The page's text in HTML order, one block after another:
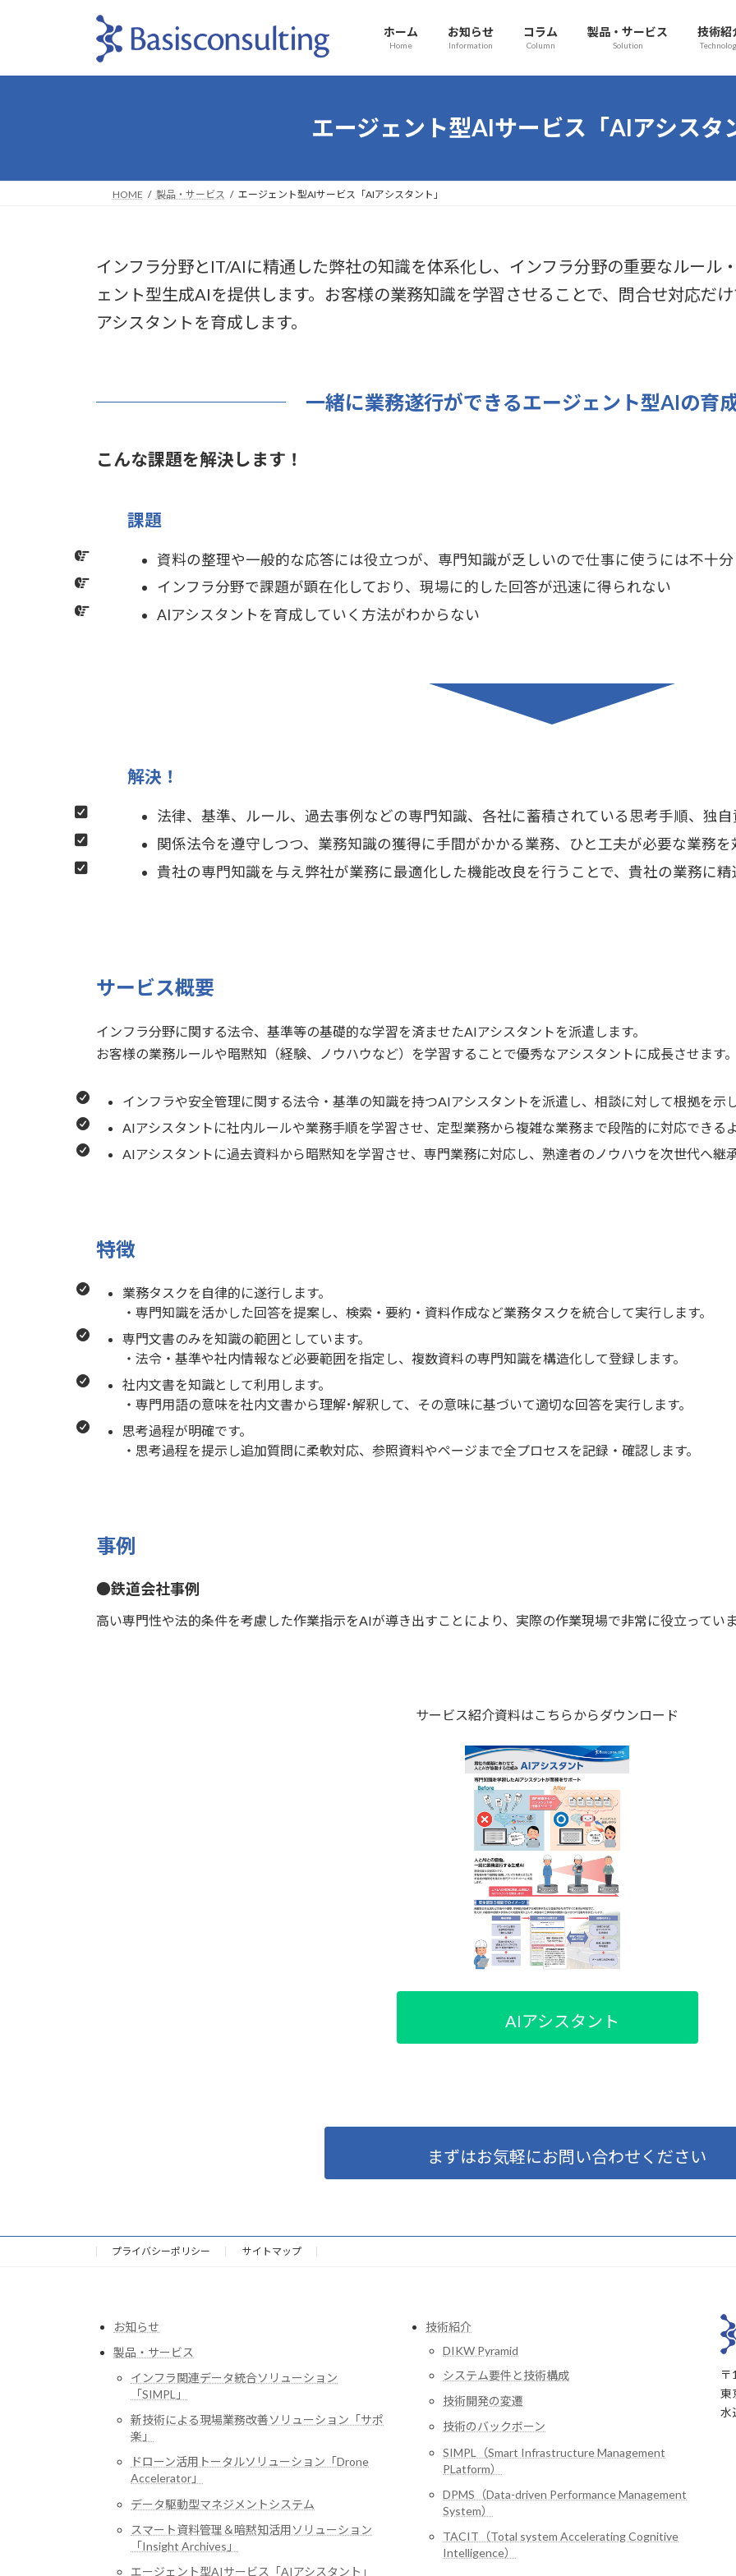
ホーム
Home
お知らせ
Information
コラム
Column
製品・サービス
Solution
技術紹
エージェント型AIサービス「AIアシスタ
HOME 製品・サービス エージェント型AIサービス「AIアシスタント」
インフラ分野とIT/AIに精通した弊社の知識を体系化し、インフラ分野の重要なルール
ェント型生成AIを提供します。お客様の業務知識を学習させることで、問合せ対応だ
アシスタントを育成します。
一緒に業務遂行ができるエージェント型AIの育
こんな課題を解決します！
課題
資料の整理や一般的な応答には役立つが、専門知識が乏しいので仕事に使うには不十分
インフラ分野で課題が顕在化しており、現場に的した回答が迅速に得られない
AIアシスタントを育成していく方法がわからない
解決！
法律、基準、ルール、過去事例などの専門知識、各社に蓄積されている思考手順、独
関係法令を遵守しつつ、業務知識の獲得に手間がかかる業務、ひと工夫が必要な業務を
貴社の専門知識を与え弊社が業務に最適化した機能改良を行うことで、貴社の業務に
サービス概要
インフラ分野に関する法令、基準等の基礎的な学習を済ませたAIアシスタントを派遣します。
お客様の業務ルールや暗黙知（経験、ノウハウなど）を学習することで優秀なアシスタントに成長させます
インフラや安全管理に関する法令・基準の知識を持つAIアシスタントを派遣し、相談に対して根拠を示
AIアシスタントに社内ルールや業務手順を学習させ、定型業務から複雑な業務まで段階的に対応できる
AIアシスタントに過去資料から暗黙知を学習させ、専門業務に対応し、熟達者のノウハウを次世代へ継
特徴
業務タスクを自律的に遂行します。
・専門知識を活かした回答を提案し、検索・要約・資料作成など業務タスクを統合して実行します。
専門文書のみを知識の範囲としています。
・法令・基準や社内情報など必要範囲を指定し、複数資料の専門知識を構造化して登録します。
社内文書を知識として利用します。
・専門用語の意味を社内文書から理解･解釈して、その意味に基づいて適切な回答を実行します。
思考過程が明確です。
・思考過程を提示し追加質問に柔軟対応、参照資料やページまで全プロセスを記録・確認します。
事例
●鉄道会社事例
高い専門性や法的条件を考慮した作業指示をAIが導き出すことにより、実際の作業現場で非常に役立ってい
サービス紹介資料はこちらからダウンロード
AIアシスタント
まずはお気軽にお問い合わせください
プライバシーポリシー サイトマップ
お知らせ
製品・サービス
インフラ関連データ統合ソリューション
「SIMPL」
新技術による現場業務改善ソリューション「サポ
楽」
ドローン活用トータルソリューション「Drone
Accelerator」
データ駆動型マネジメントシステム
スマート資料管理＆暗黙知活用ソリューション
「Insight Archives」
エージェント型AIサービス「AIアシスタント」
技術紹介
DIKW Pyramid
システム要件と技術構成
技術開発の変遷
技術のバックボーン
SIMPL（Smart Infrastructure Management
PLatform）
DPMS（Data-driven Performance Management
System）
TACIT（Total system Accelerating Cognitive
Intelligence）
〒
東
水